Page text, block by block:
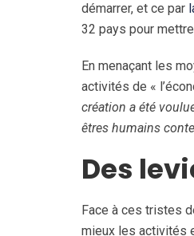
démarrer, et ce par
32 pays pour
En menaçant les
activités de «
création a été
êtres humains
Des
Face à ces tristes
mieux les activités